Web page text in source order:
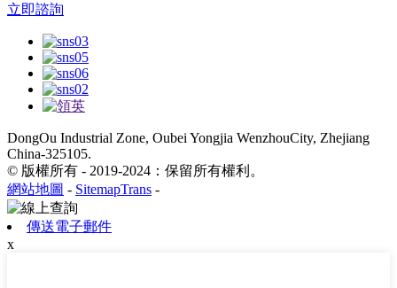
立即諮詢
DongOu Industrial Zone, Oubei Yongjia WenzhouCity, Zhejiang
China-325105.
© 版權所有 - 2019-2024：保留所有權利。
網站地圖 - SitemapTrans -
傳送電子郵件
x